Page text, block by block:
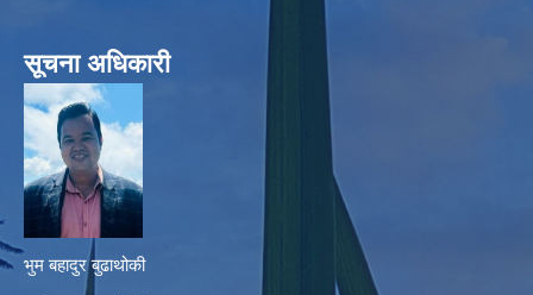
सूचना अधिकारी
भुम बहादुर बुढाथोकी